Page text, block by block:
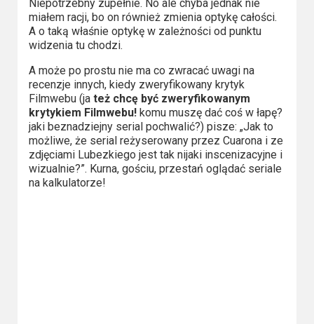
Niepotrzebny zupełnie. No ale chyba jednak nie
miałem racji, bo on również zmienia optykę całości.
A o taką właśnie optykę w zależności od punktu
widzenia tu chodzi.
A może po prostu nie ma co zwracać uwagi na
recenzje innych, kiedy zweryfikowany krytyk
Filmwebu (ja też chcę być zweryfikowanym
krytykiem Filmwebu!komu muszę dać coś w łapę?
jaki beznadziejny serial pochwalić?) pisze: „Jak to
możliwe, że serial reżyserowany przez Cuarona i ze
zdjęciami Lubezkiego jest tak nijaki inscenizacyjne i
wizualnie?”. Kurna, gościu, przestań oglądać seriale
na kalkulatorze!